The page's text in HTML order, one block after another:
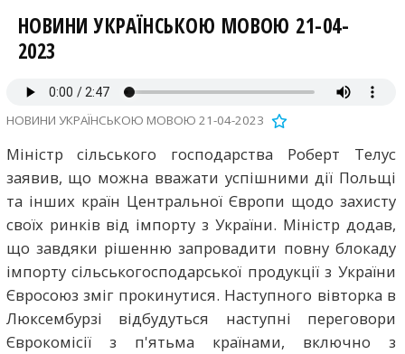
НОВИНИ УКРАЇНСЬКОЮ МОВОЮ 21-04-
2023
НОВИНИ УКРАЇНСЬКОЮ МОВОЮ 21-04-2023
Міністр сільського господарства Роберт Телус
заявив, що можна вважати успішними дії Польщі
та інших країн Центральної Європи щодо захисту
своїх ринків від імпорту з України. Міністр додав,
що завдяки рішенню запровадити повну блокаду
імпорту сільськогосподарської продукції з України
Євросоюз зміг прокинутися. Наступного вівторка в
Люксембурзі відбудуться наступні переговори
Єврокомісії з п'ятьма країнами, включно з